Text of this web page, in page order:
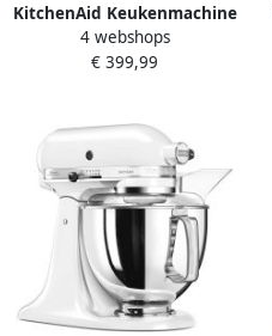
KitchenAid Keukenmachine
Artisan Keukenrobot met 3
accessoires en kom van 4 8
4 webshops
€ 399,99